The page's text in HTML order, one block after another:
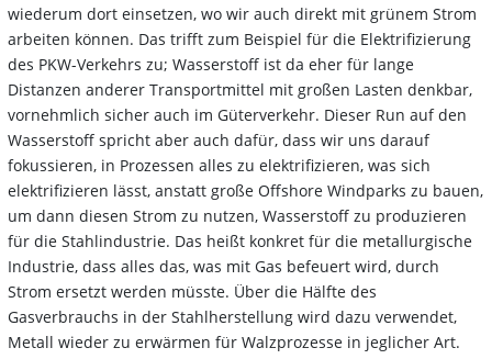
wiederum dort einsetzen, wo wir auch direkt mit grünem Strom
arbeiten können. Das trifft zum Beispiel für die Elektrifizierung
des PKW-Verkehrs zu; Wasserstoff ist da eher für lange
Distanzen anderer Transportmittel mit großen Lasten denkbar,
vornehmlich sicher auch im Güterverkehr. Dieser Run auf den
Wasserstoff spricht aber auch dafür, dass wir uns darauf
fokussieren, in Prozessen alles zu elektrifizieren, was sich
elektrifizieren lässt, anstatt große Offshore Windparks zu bauen,
um dann diesen Strom zu nutzen, Wasserstoff zu produzieren
für die Stahlindustrie. Das heißt konkret für die metallurgische
Industrie, dass alles das, was mit Gas befeuert wird, durch
Strom ersetzt werden müsste. Über die Hälfte des
Gasverbrauchs in der Stahlherstellung wird dazu verwendet,
Metall wieder zu erwärmen für Walzprozesse in jeglicher Art.